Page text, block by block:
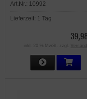
Motorhispania, Peugeot,
Art.Nr.: 10992
Lieferzeit: 1 Tag
inkl. 20 % MwSt. zzgl.